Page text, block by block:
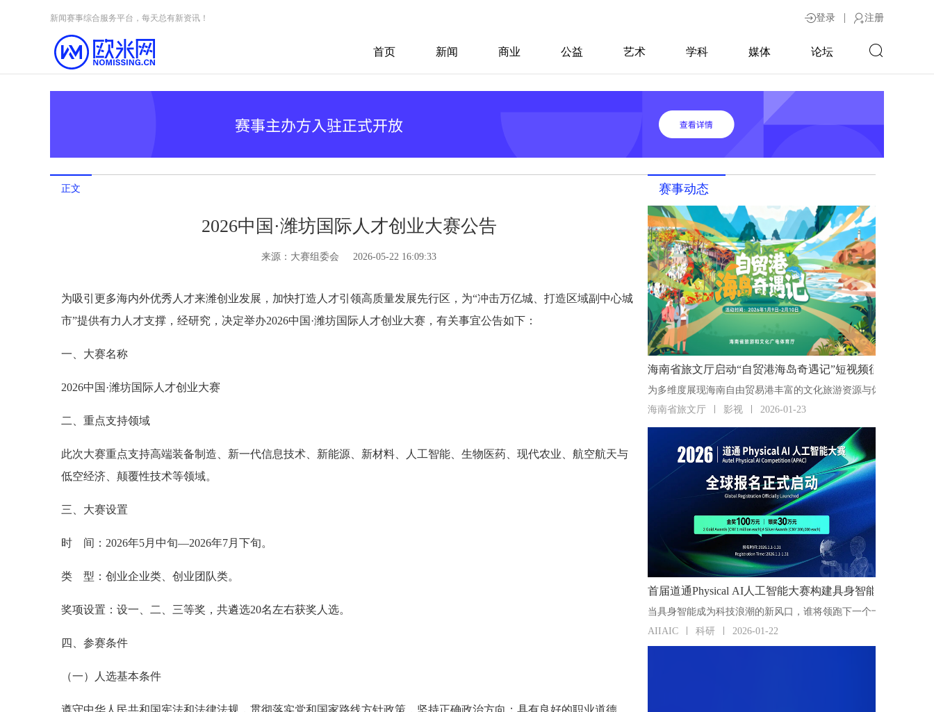
新闻赛事综合服务平台，每天总有新资讯！ 登录 | 注册
首页 新闻 商业 公益 艺术 学科 媒体 论坛
正文
2026中国·潍坊国际人才创业大赛公告
来源： 大赛组委会 2026-05-22 16:09:33
为吸引更多海内外优秀人才来潍创业发展，加快打造人才引领高质量发展先行区，为“冲击万亿城、打造区域副中心城
市”提供有力人才支撑，经研究，决定举办2026中国·潍坊国际人才创业大赛，有关事宜公告如下：
一、大赛名称
2026中国·潍坊国际人才创业大赛
二、重点支持领域
此次大赛重点支持高端装备制造、新一代信息技术、新能源、新材料、人工智能、生物医药、现代农业、航空航天与
低空经济、颠覆性技术等领域。
三、大赛设置
时 间：2026年5月中旬—2026年7月下旬。
类 型：创业企业类、创业团队类。
奖项设置：设一、二、三等奖，共遴选20名左右获奖人选。
四、参赛条件
（一）人选基本条件
遵守中华人民共和国宪法和法律法规，贯彻落实党和国家路线方针政策，坚持正确政治方向；具有良好的职业道德、
赛事动态
海南省旅文厅启动“自贸港海岛奇遇记”短视频征集活动
海南省旅文厅 影视 2026-01-23
首届道通Physical AI人工智能大赛构建具身智能“人才朋友
AIIAIC 科研 2026-01-22